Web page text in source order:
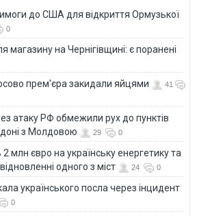
до США для відкриття Ормузької
0
магазину на Чернігівщині: є поранені
прем'єра закидали яйцями
41
атаку РФ обмежили рух до пунктів
з Молдовою
29 0
2 млн євро на українську енергетику та
одного з міст
24 0
українського посла через інцидент
0